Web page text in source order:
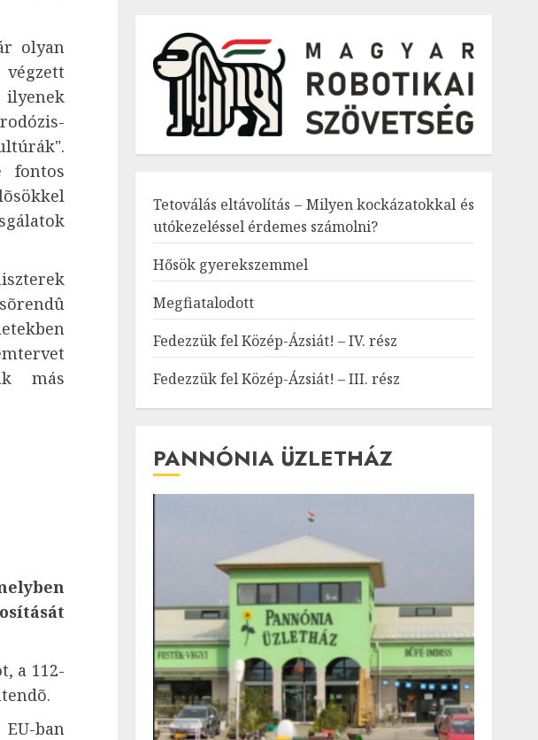
olyan
fontos
más
a 112-
ban
Tetoválás eltávolítás – Milyen kockázatokkal és
utókezeléssel érdemes számolni?
Hősök gyerekszemmel
Megfiatalodott
Fedezzük fel Közép-Ázsiát! – IV. rész
Fedezzük fel Közép-Ázsiát! – III. rész
PANNÓNIA ÜZLETHÁZ